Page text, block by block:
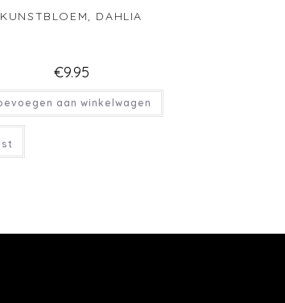
KUNSTBLOEM, DAHLIA
€9.95
aan winkelwagen